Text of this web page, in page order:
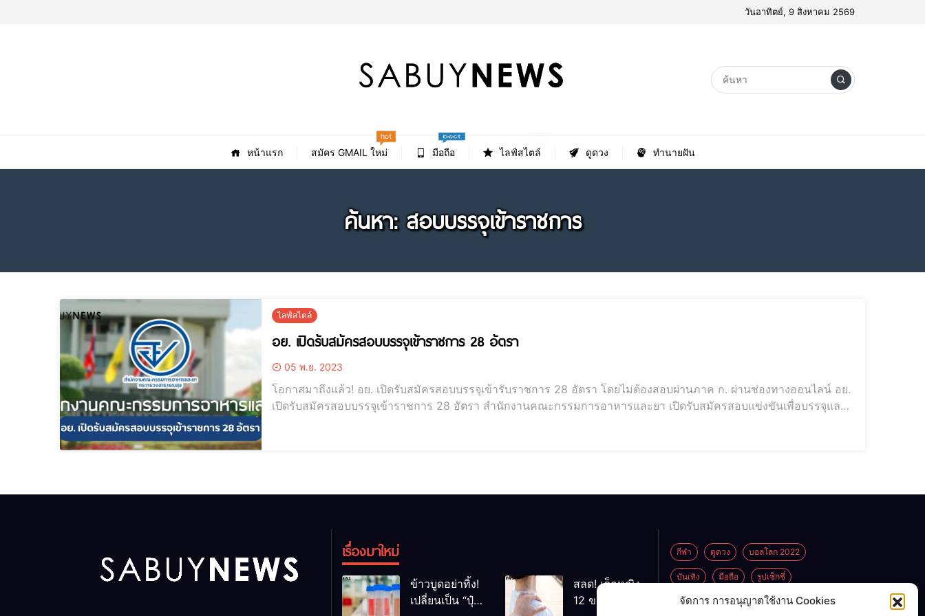
จัดการ การอนุญาตใช้งาน Cookies
วันอาทิตย์, 9 สิงหาคม 2569
หน้าแรก สมัคร GMAIL ใหม่
hot
มือถือ
best
ไลฟ์สไตล์ ดูดวง ทำนายฝัน
ค้นหา: สอบบรรจุเข้าราชการ
ไลฟ์สไตล์
อย. เปิดรับสมัครสอบบรรจุเข้าราชการ 28 อัตรา
05 พ.ย. 2023
โอกาสมาถึงแล้ว! อย. เปิดรับสมัครสอบบรรจุเข้ารับราชการ 28 อัตรา โดยไม่ต้องสอบผ่านภาค ก. ผ่านช่องทางออนไลน์ อย.
เปิดรับสมัครสอบบรรจุเข้าราชการ 28 อัตรา สำนักงานคณะกรรมการอาหารและยา เปิดรับสมัครสอบแข่งขันเพื่อบรรจุและ
เรื่องมาใหม่
ข้าวบูดอย่าทิ้ง!
เปลี่ยนเป็น “ปุ๋ย
สลด! เด็กหญิง
12 ขวบ ถูกพ่อ
กีฬา ดูดวง บอลโลก 2022
บันเทิง มือถือ รูปเซ็กซี่
ไลฟ์สไตล์